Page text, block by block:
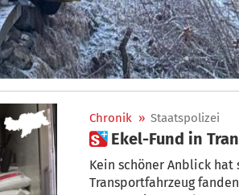
Chronik » Staatspolizei
 Ekel-Fund in
Kein schöner Anblick
Transportfahrzeug